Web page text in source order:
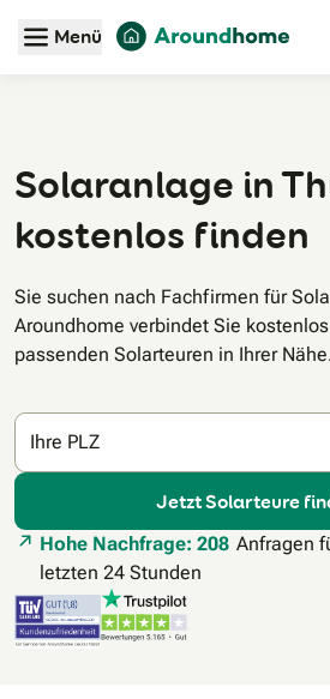
Zum Hauptinhalt
Menü
Solaranlage in
kostenlos finden
Sie suchen nach Fachfirmen für
Aroundhome verbindet Sie
passenden Solarteuren in Ihrer
Ihre PLZ
Jetzt Solarteure
Hohe Nachfrage: 208 Anfragen
letzten 24 Stunden